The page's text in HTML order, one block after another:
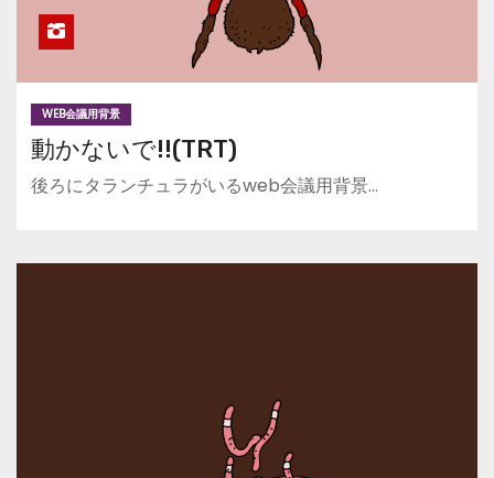
WEB会議用背景
動かないで!!(TRT)
後ろにタランチュラがいるweb会議用背景…